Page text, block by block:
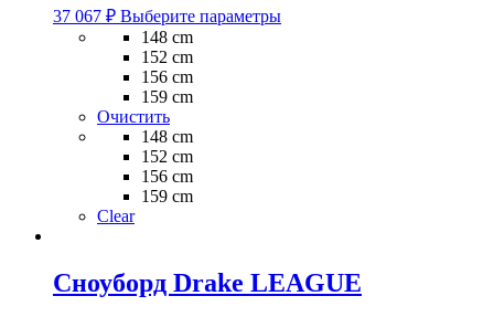
37 067 ₽ Выберите параметрыЭтот
148 cm
152 cm
156 cm
159 cm
Очистить
148 cm
152 cm
156 cm
159 cm
Clear
Сноуборд Drake LEAGUE